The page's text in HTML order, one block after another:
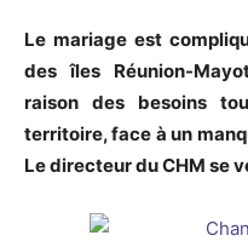
Le mariage est
des îles Réunion-
raison des besoins
territoire, face à un
Le directeur du CHM se